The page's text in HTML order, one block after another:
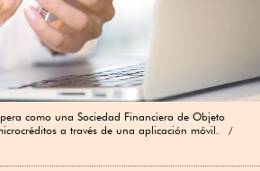
como una Sociedad Financiera de Objeto
a través de una aplicación móvil.